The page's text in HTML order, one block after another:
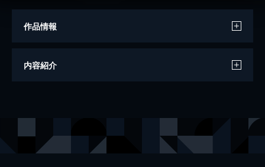
作品情報
モデル
内容紹介